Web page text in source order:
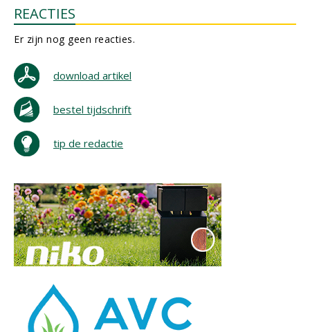
REACTIES
Er zijn nog geen reacties.
download artikel
bestel tijdschrift
tip de redactie